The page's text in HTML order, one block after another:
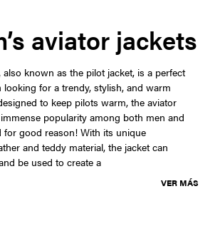
aviator jackets
also known as the pilot jacket, is a perfect
for a trendy, stylish, and warm
to keep pilots warm, the aviator
popularity among both men and
for good reason! With its unique
and teddy material, the jacket can
be used to create a
VER MÁS